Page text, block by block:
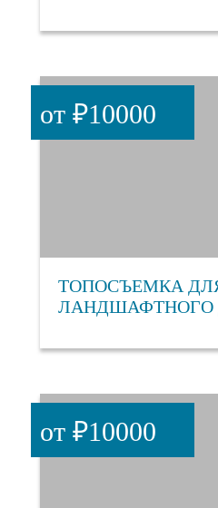
ТОПОСЪЕМКА
ЛАНДШАФТНОГО
от ₽10000
от ₽10000